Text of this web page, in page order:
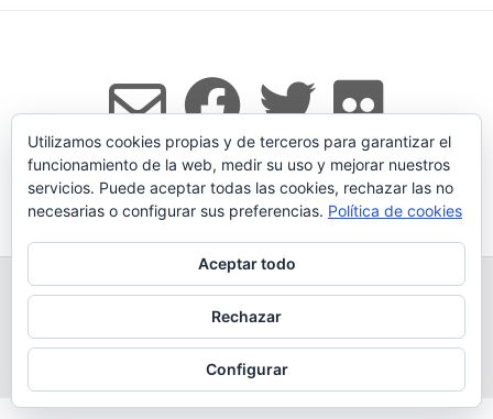
Tema:Voguede Kaira
TODOS LOS PRODUCTOS LEGADO
QUESERÍA
GANADERÍA PROPIA
CONDICIONES DE COMPRA
AVISO LEGAL Y POLÍTICA DE PRIVACIDAD
POLÍTICA DE COOKIES
MÁS INFORMACIÓN SOBRE LAS COOKIES
Utilizamos cookies propias y de terceros para garantizar el
funcionamiento de la web, medir su uso y mejorar nuestros
servicios. Puede aceptar todas las cookies, rechazar las no
necesarias o configurar sus preferencias. Política de cookies
Aceptar todo
Rechazar
Configurar